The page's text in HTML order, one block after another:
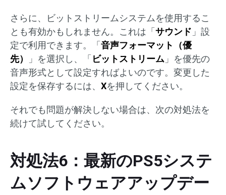
さらに、ビットストリームシステムを使用するこ
とも有効かもしれません。これは「 サウンド 」設
定で利用できます。「 音声フォーマット（優
先）
」を選択し、「 ビットストリーム 」を優先の
音声形式として設定すればよいのです。変更した
設定を保存するには、 Xを押してください。
それでも問題が解決しない場合は、次の対処法を
続けて試してください。
対処法6：最新のPS5システ
ムソフトウェアアップデー